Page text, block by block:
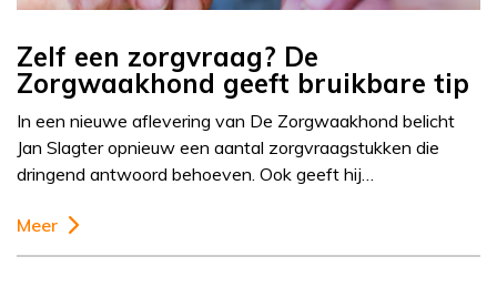
Zelf een zorgvraag? De
Zorgwaakhond geeft bruikbare tip
In een nieuwe aflevering van De Zorgwaakhond belicht
Jan Slagter opnieuw een aantal zorgvraagstukken die
dringend antwoord behoeven. Ook geeft hij…
Meer